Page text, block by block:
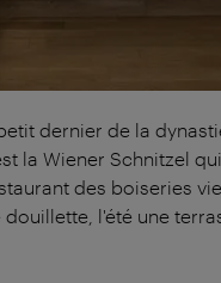
dernier de la
la Wiener Schnitzel
des boiseries
l'été une